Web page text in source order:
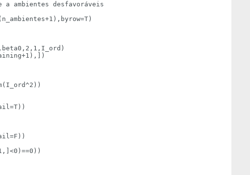
a ambientes desfavoráveis